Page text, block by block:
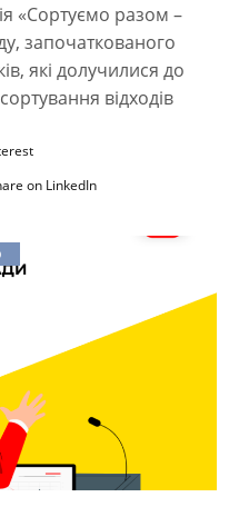
«Сортуємо разом –
започаткованого
які долучилися до
відходів